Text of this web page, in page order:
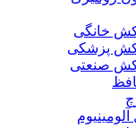
خانگی
پزشکی
صنعتی